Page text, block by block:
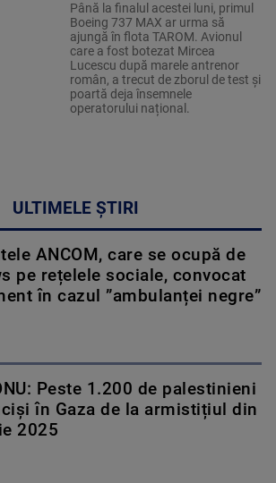
Până la finalul acestei luni, primul
Boeing 737 MAX ar urma să
ajungă în flota TAROM. Avionul
care a fost botezat Mircea
Lucescu după marele antrenor
român, a trecut de zborul de test și
poartă deja însemnele
operatorului național.
ULTIMELE ȘTIRI
ANCOM, care se ocupă de
pe rețelele sociale, convocat
în cazul ”ambulanței negre”
Peste 1.200 de palestinieni
în Gaza de la armistițiul din
2025